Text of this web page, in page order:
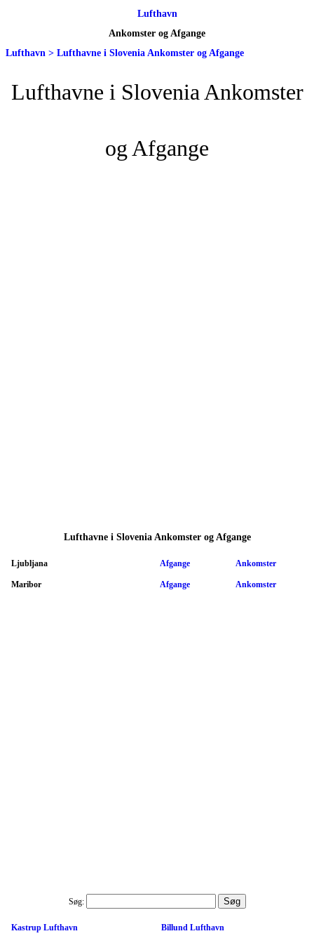
Lufthavn
Ankomster og Afgange
Lufthavn > Lufthavne i Slovenia Ankomster og Afgange
Lufthavne i Slovenia Ankomster
og Afgange
Lufthavne i Slovenia Ankomster og Afgange
Ljubljana Afgange Ankomster
Maribor Afgange Ankomster
Søg:
Kastrup Lufthavn Billund Lufthavn